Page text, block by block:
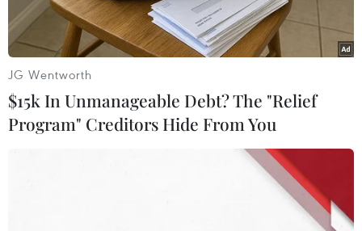
#Cháy máy bay
#Sân bay Sheremetyevo
#Hãng hàng không Nga Aeroflot
#Thiệt mạng Nga
Theo dõi VietnamPlus
JG Wentworth
$15k In Unmanageable Debt? The "Relief
Program" Creditors Hide From You